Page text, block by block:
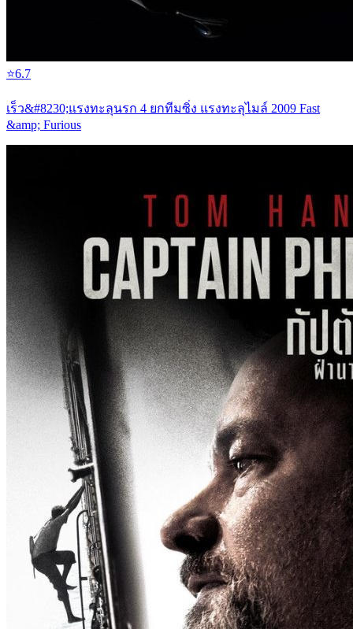
⭐6.7
เร็ว&#8230;แรงทะลุนรก 4 ยกทีมซิ่ง แรงทะลุไมล์ 2009 Fast
&amp; Furious